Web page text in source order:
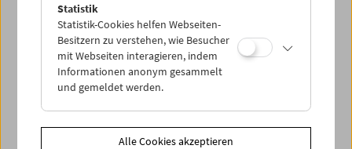
PROGRAMM ÜBERBLICK
Statistik
Statistik-Cookies helfen Webseiten-
Besitzern zu verstehen, wie Besucher
mit Webseiten interagieren, indem
Informationen anonym gesammelt
und gemeldet werden.
Alle Cookies akzeptieren